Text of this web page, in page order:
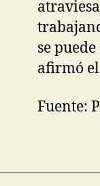
se
afirmó
Fuente: